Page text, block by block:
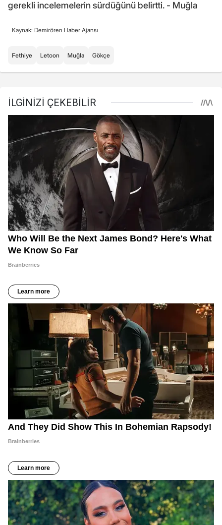
gerekli incelemelerin sürdüğünü belirtti. - Muğla
Kaynak: Demirören Haber Ajansı
Fethiye Letoon Muğla Gökçe